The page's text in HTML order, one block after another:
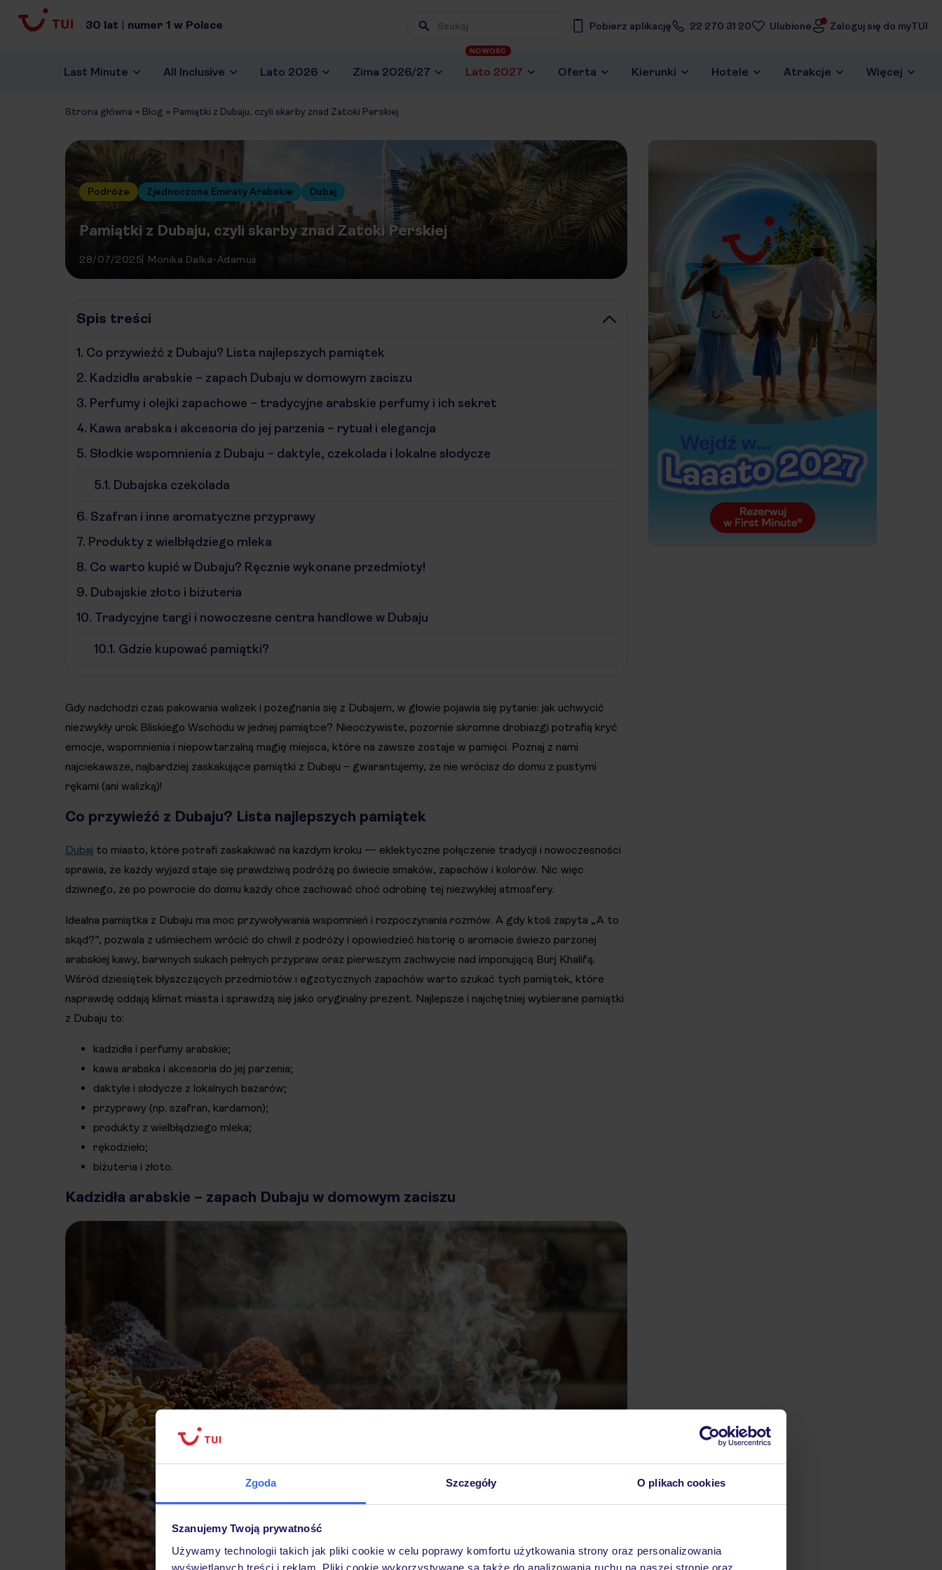
Zgoda Szczegóły O plikach cookies
Szanujemy Twoją prywatność
Używamy technologii takich jak pliki cookie w celu poprawy komfortu użytkowania strony oraz personalizowania
wyświetlanych treści i reklam. Pliki cookie wykorzystywane są także do analizowania ruchu na naszej stronie oraz
30 lat | numer 1 w Polsce Pobierz aplikację 22 270 31 20 Ulubione Zaloguj się do myTUI
Last Minute All Inclusive Lato 2026 Zima 2026/27 Lato 2027
NOWOŚĆ
Oferta Kierunki Hotele Atrakcje Więcej
Strona główna » Blog » Pamiątki z Dubaju, czyli skarby znad Zatoki Perskiej
Podróże Zjednoczone Emiraty Arabskie Dubaj
Pamiątki z Dubaju, czyli skarby znad Zatoki Perskiej
28/07/2025 Monika Dalka-Adamus
Spis treści
1. Co przywieźć z Dubaju? Lista najlepszych pamiątek
2. Kadzidła arabskie – zapach Dubaju w domowym zaciszu
3. Perfumy i olejki zapachowe – tradycyjne arabskie perfumy i ich sekret
4. Kawa arabska i akcesoria do jej parzenia – rytuał i elegancja
5. Słodkie wspomnienia z Dubaju – daktyle, czekolada i lokalne słodycze
5.1. Dubajska czekolada
6. Szafran i inne aromatyczne przyprawy
7. Produkty z wielbłądziego mleka
8. Co warto kupić w Dubaju? Ręcznie wykonane przedmioty!
9. Dubajskie złoto i biżuteria
10. Tradycyjne targi i nowoczesne centra handlowe w Dubaju
10.1. Gdzie kupować pamiątki?
Gdy nadchodzi czas pakowania walizek i pożegnania się z Dubajem, w głowie pojawia się pytanie: jak uchwycić
niezwykły urok Bliskiego Wschodu w jednej pamiątce? Nieoczywiste, pozornie skromne drobiazgi potrafią kryć
emocje, wspomnienia i niepowtarzalną magię miejsca, które na zawsze zostaje w pamięci. Poznaj z nami
najciekawsze, najbardziej zaskakujące pamiątki z Dubaju – gwarantujemy, że nie wrócisz do domu z pustymi
rękami (ani walizką)!
Co przywieźć z Dubaju? Lista najlepszych pamiątek
Dubaj to miasto, które potrafi zaskakiwać na każdym kroku — eklektyczne połączenie tradycji i nowoczesności
sprawia, że każdy wyjazd staje się prawdziwą podróżą po świecie smaków, zapachów i kolorów. Nic więc
dziwnego, że po powrocie do domu każdy chce zachować choć odrobinę tej niezwykłej atmosfery.
Idealna pamiątka z Dubaju ma moc przywoływania wspomnień i rozpoczynania rozmów. A gdy ktoś zapyta „A to
skąd?”, pozwala z uśmiechem wrócić do chwil z podróży i opowiedzieć historię o aromacie świeżo parzonej
arabskiej kawy, barwnych sukach pełnych przypraw oraz pierwszym zachwycie nad imponującą Burj Khalifą.
Wśród dziesiątek błyszczących przedmiotów i egzotycznych zapachów warto szukać tych pamiątek, które
naprawdę oddają klimat miasta i sprawdzą się jako oryginalny prezent. Najlepsze i najchętniej wybierane pamiątki
z Dubaju to:
kadzidła i perfumy arabskie;
kawa arabska i akcesoria do jej parzenia;
daktyle i słodycze z lokalnych bazarów;
przyprawy (np. szafran, kardamon);
produkty z wielbłądziego mleka;
rękodzieło;
biżuteria i złoto.
Kadzidła arabskie – zapach Dubaju w domowym zaciszu